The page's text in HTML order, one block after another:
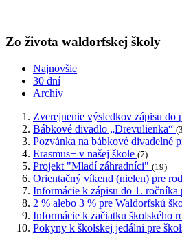
Zo života waldorfskej školy
Najnovšie
30 dní
Archív
Zverejnenie výsledkov zápisu do
Bábkové divadlo „Drevulienka“
Pozvánka na bábkové divadelné
Erasmus+ v našej škole (7)
Projekt "Mladí záhradníci" (19)
Orientačný víkend (nielen) pre
Informácie k zápisu do 1.
2 % alebo 3 % pre Waldorfskú
Informácie k začiatku školského
Pokyny k školskej jedálni pre